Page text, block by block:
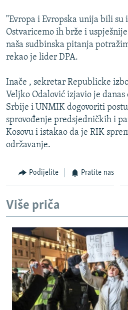
TRI DECENIJE OD RATA U BIH
SVE KARTE DEJTONA
NASTANAK I RASPAD JUGOSLAVIJE
"Evropa i Evropska unija bili
Ostvaricemo ih brže i
naša sudbinska pitanja
rekao je lider DPA.
Inače , sekretar Republicke
Veljko Odalović izjavio je danas
Srbije i UNMIK dogovoriti
sprovođenje predsjedničkih i
Kosovu i istakao da je RIK
održavanje.
Podijelite Pratite nas
Više priča